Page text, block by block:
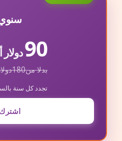
90
بدلا من180
تجدد كل سنة
اشترك